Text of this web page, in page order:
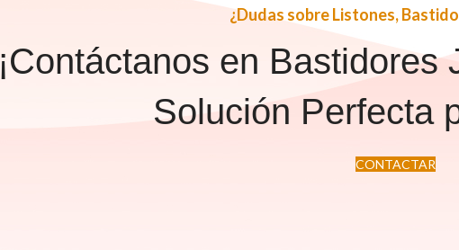
¿Dudas sobre Listones,
¡Contáctanos en
Solución Perfecta
CONTACTAR